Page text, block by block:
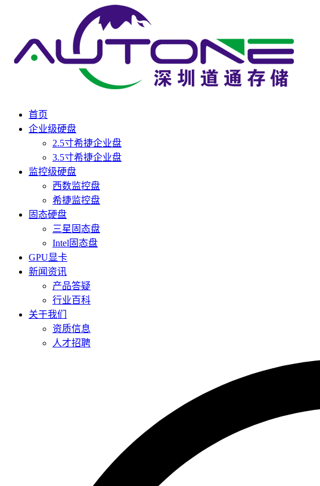
首页
企业级硬盘
2.5寸希捷企业盘
3.5寸希捷企业盘
监控级硬盘
西数监控盘
希捷监控盘
固态硬盘
三星固态盘
Intel固态盘
GPU显卡
新闻资讯
产品答疑
行业百科
关于我们
资质信息
人才招聘